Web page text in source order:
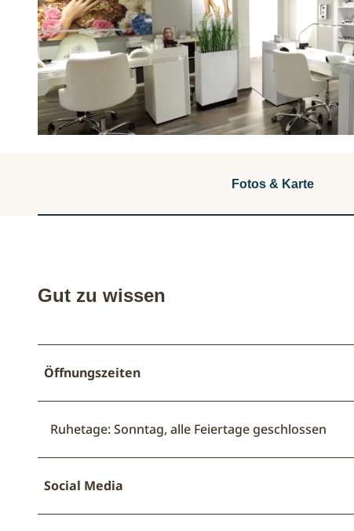
Fotos & Karte
Gut zu wissen
Öffnungszeiten
Ruhetage: Sonntag, alle Feiertage geschlossen
Social Media